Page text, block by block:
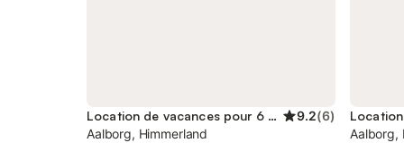
Location de vacances pour 6 personnes 9.2(6)
Aalborg, Himmerland
Aalborg,